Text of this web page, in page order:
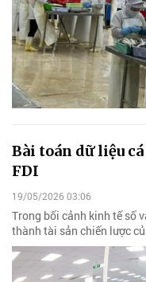
Bài toán dữ liệu
FDI
19/05/2026 03:06
Trong bối cảnh kinh tế số
thành tài sản chiến lược